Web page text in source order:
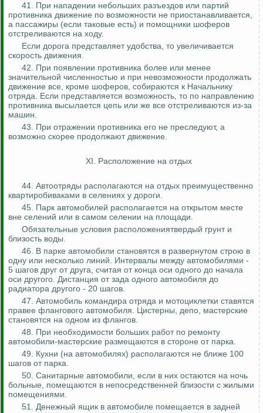
41. При нападении небольших разъездов или партий
противника движение по возможности не приостанавливается,
а пассажиры (если таковые есть) и помощники шоферов
отстреливаются на ходу.
Если дорога представляет удобства, то увеличивается
скорость движения.
42. При появлении противника более или менее
значительной численностью и при невозможности продолжать
движение все, кроме шоферов, собираются к Начальнику
отряда. Если представляется возможность, то по направлению
противника высылается цепь или же все отстреливаются из-за
машин.
43. При отражении противника его не преследуют, а
возможно скорее продолжают движение.
XI. Расположение на отдых
44. Автоотряды располагаются на отдых преимущественно
квартиробиваками в селениях у дороги.
45. Парк автомобилей располагается на открытом месте
вне селений или в самом селении на площади.
Обязательные условия расположениятвердый грунт и
близость воды.
46. В парке автомобили становятся в развернутом строю в
одну или несколько линий. Интервалы между автомобилями -
5 шагов друг от друга, считая от конца оси одного до начала
оси другого. Дистанция от зада одного автомобиля до
радиатора другого - 20 шагов.
47. Автомобиль командира отряда и мотоциклетки ставятся
правее флангового автомобиля. Цистерны, депо, мастерские
становятся на одном из флангов.
48. При необходимости больших работ по ремонту
автомобили-мастерские размещаются в стороне от парка.
49. Кухни (на автомобилях) располагаются не ближе 100
шагов от парка.
50. Санитарные автомобили, если в них остаются на ночь
больные, помещаются в непосредственней близости с жилыми
помещениями.
51. Денежный ящик в автомобиле помещается в задней